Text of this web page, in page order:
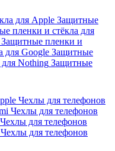
для Apple Защитные
пленки и стёкла для
Защитные пленки и
для Google Защитные
Nothing Защитные
Чехлы для телефонов
Чехлы для телефонов
Чехлы для телефонов
Чехлы для телефонов